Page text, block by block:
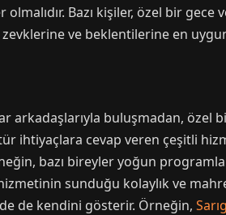
Bazı kişiler, özel bir gece
ve beklentilerine en
arkadaşlarıyla buluşmadan, özel
ihtiyaçlara cevap veren çeşitli
bazı bireyler yoğun
sunduğu kolaylık ve
de kendini gösterir. Örneğin,